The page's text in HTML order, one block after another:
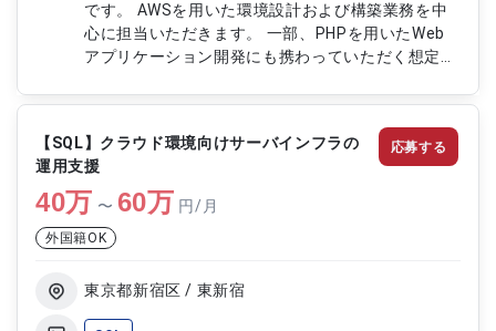
です。 AWSを用いた環境設計および構築業務を中
心に担当いただきます。 一部、PHPを用いたWeb
アプリケーション開発にも携わっていただく想定で
要となるポジションです。 【作業内容】 ・AWS環
境でのシステム設計および構築対応 ・監視システ
ム向けWebアプリケーション開発 ・AWS環境の最
適化および運用保守 ・システム監視およびトラブ
ルシューティング対応 ・各種ドキュメントおよび
設計書の作成
【SQL】クラウド環境向けサーバインフラの
運用支援
40万 〜 60万 円/月
外国籍OK
東京都新宿区 / 東新宿
応募する